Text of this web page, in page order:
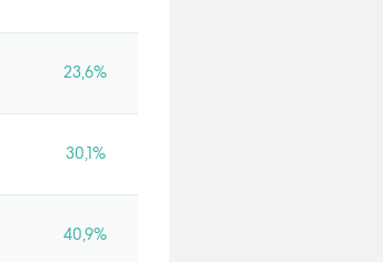
23,6%
30,1%
40,9%